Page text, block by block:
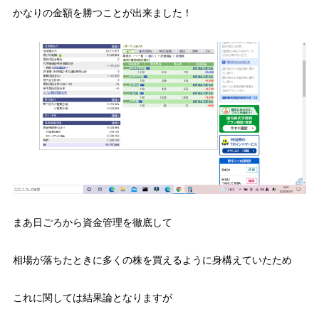
かなりの金額を勝つことが出来ました！
まあ日ごろから資金管理を徹底して
相場が落ちたときに多くの株を買えるように身構えていたため
これに関しては結果論となりますが